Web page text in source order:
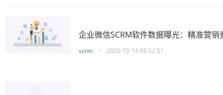
企业微信SCRM软件数据曝光：精准营
scrm • 2025-10-14 08:52:51